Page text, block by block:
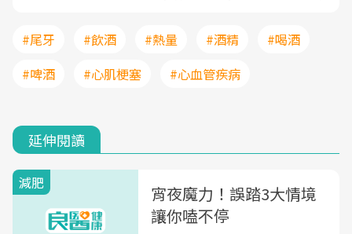
#尾牙 #飲酒 #熱量 #酒精
#喝酒
#啤酒
#心肌梗塞 #心血管疾病
延伸閱讀
減肥
宵夜魔力！誤踏3大情境
讓你嗑不停